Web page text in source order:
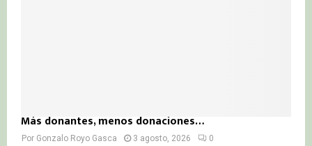
Más donantes, menos donaciones…
Por Gonzalo Royo Gasca 3 agosto, 2026 0